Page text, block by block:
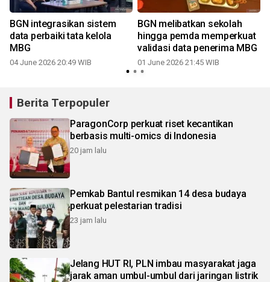
BGN integrasikan sistem
data perbaiki tata kelola
MBG
04 June 2026 20:49 WIB
BGN melibatkan sekolah
hingga pemda memperkuat
validasi data penerima MBG
01 June 2026 21:45 WIB
Berita Terpopuler
ParagonCorp perkuat riset kecantikan
berbasis multi-omics di Indonesia
20 jam lalu
Pemkab Bantul resmikan 14 desa budaya
perkuat pelestarian tradisi
23 jam lalu
Jelang HUT RI, PLN imbau masyarakat jaga
jarak aman umbul-umbul dari jaringan listrik